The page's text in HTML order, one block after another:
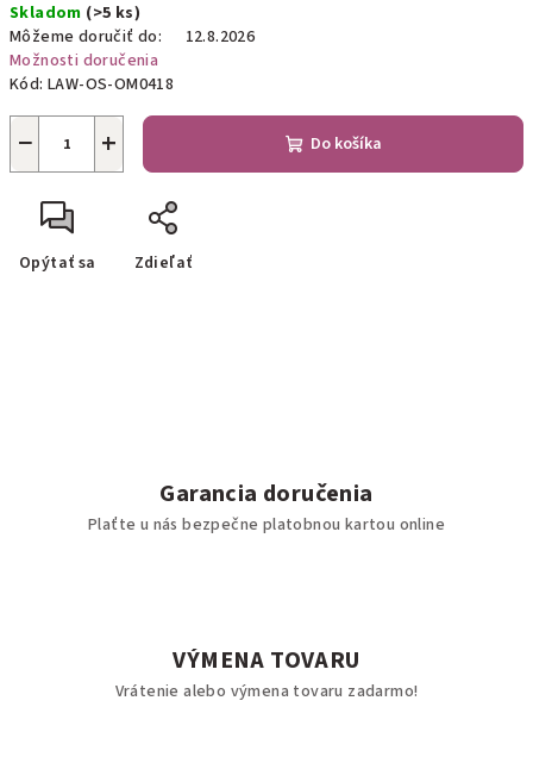
cena:
Skladom (>5 ks)
Môžeme doručiť do:
12.8.2026
Možnosti doručenia
Kód: LAW-OS-OM0418
+
− Do košíka
Opýtať sa Zdieľať
Garancia doručenia
Plaťte u nás bezpečne platobnou kartou online
VÝMENA TOVARU
Vrátenie alebo výmena tovaru zadarmo!